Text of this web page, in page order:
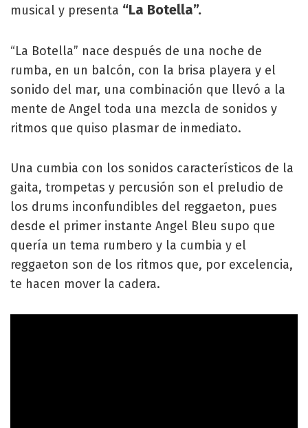
musical y presenta “La Botella”.
“La Botella” nace después de una noche de
rumba, en un balcón, con la brisa playera y el
sonido del mar, una combinación que llevó a la
mente de Angel toda una mezcla de sonidos y
ritmos que quiso plasmar de inmediato.
Una cumbia con los sonidos característicos de la
gaita, trompetas y percusión son el preludio de
los drums inconfundibles del reggaeton, pues
desde el primer instante Angel Bleu supo que
quería un tema rumbero y la cumbia y el
reggaeton son de los ritmos que, por excelencia,
te hacen mover la cadera.